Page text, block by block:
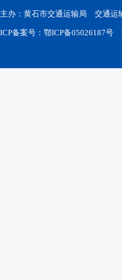
主办：黄石市交通运输局 交通
ICP备案号：鄂ICP备05026187号